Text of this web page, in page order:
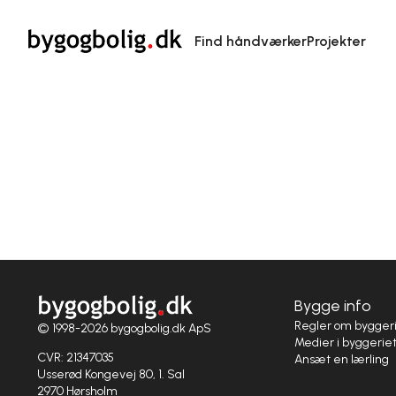
Find håndværkerProjekter
© 1998-2026 bygogbolig.dk ApS
CVR: 21347035
Usserød Kongevej 80, 1. Sal
2970 Hørsholm
Bygge info
Regler om byggeri
Medier i byggeriet
Ansæt en lærling